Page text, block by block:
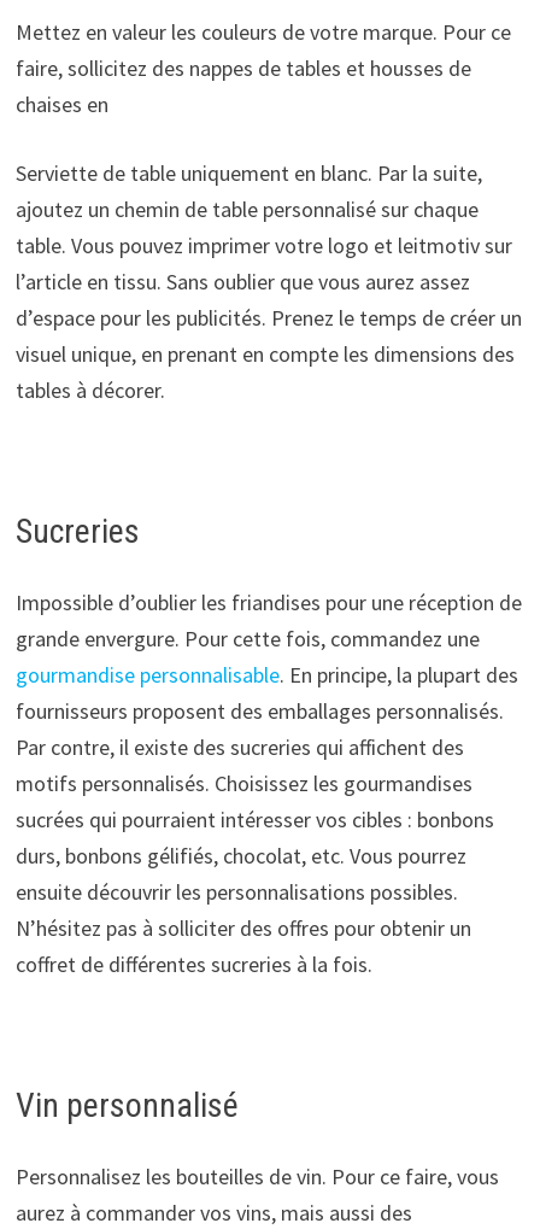
Mettez en valeur les couleurs de votre marque. Pour ce
faire, sollicitez des nappes de tables et housses de
chaises en
Serviette de table uniquement en blanc. Par la suite,
ajoutez un chemin de table personnalisé sur chaque
table. Vous pouvez imprimer votre logo et leitmotiv sur
l’article en tissu. Sans oublier que vous aurez assez
d’espace pour les publicités. Prenez le temps de créer un
visuel unique, en prenant en compte les dimensions des
tables à décorer.
Sucreries
Impossible d’oublier les friandises pour une réception de
grande envergure. Pour cette fois, commandez une
gourmandise personnalisable. En principe, la plupart des
fournisseurs proposent des emballages personnalisés.
Par contre, il existe des sucreries qui affichent des
motifs personnalisés. Choisissez les gourmandises
sucrées qui pourraient intéresser vos cibles : bonbons
durs, bonbons gélifiés, chocolat, etc. Vous pourrez
ensuite découvrir les personnalisations possibles.
N’hésitez pas à solliciter des offres pour obtenir un
coffret de différentes sucreries à la fois.
Vin personnalisé
Personnalisez les bouteilles de vin. Pour ce faire, vous
aurez à commander vos vins, mais aussi des